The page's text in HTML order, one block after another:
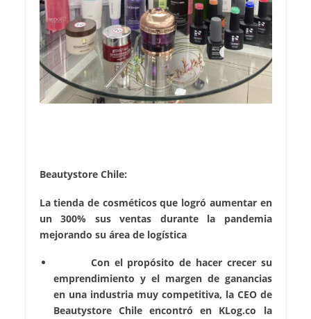
Beautystore Chile:
La tienda de cosméticos que logró aumentar en
un 300% sus ventas durante la pandemia
mejorando su área de logística
Con el propósito de hacer crecer su
emprendimiento y el margen de ganancias
en una industria muy competitiva, la CEO de
Beautystore Chile encontró en KLog.co la